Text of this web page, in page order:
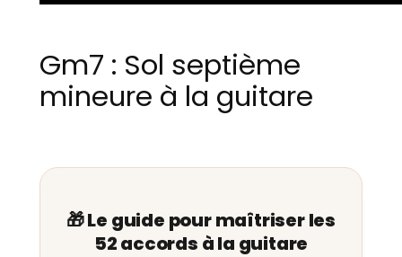
Gm7 : Sol septième
mineure à la guitare
🎁 Le guide pour maîtriser les
52 accords à la guitare